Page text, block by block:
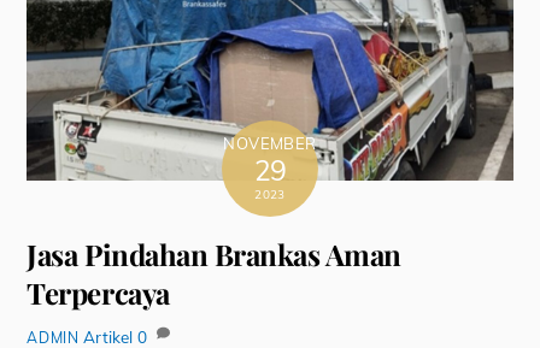
NOVEMBER
29
2023
Jasa Pindahan Brankas Aman
Terpercaya
ADMIN Artikel 0